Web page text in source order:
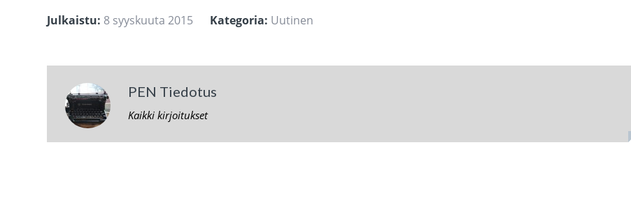
Julkaistu: 8 syyskuuta 2015 Kategoria: Uutinen
PEN Tiedotus
Kaikki kirjoitukset